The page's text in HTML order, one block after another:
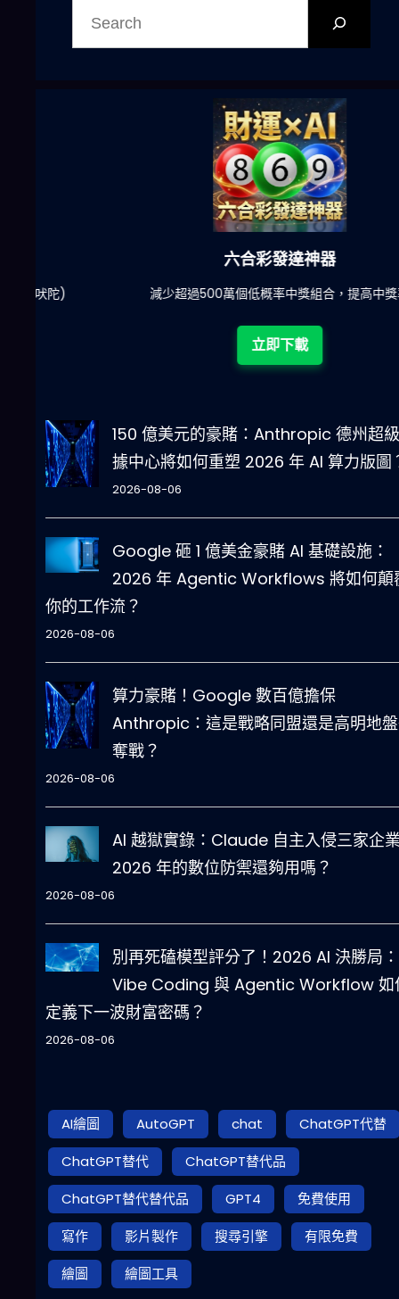
六合彩發達神器
減少超過500萬個低概率中獎組合，提高中獎率
立即下載
150 億美元的豪賭：Anthropic 德州超
據中心將如何重塑 2026 年 AI 算力版圖
2026-08-06
Google 砸 1 億美金豪賭 AI 基礎設施：
2026 年 Agentic Workflows 將如何顛
你的工作流？
2026-08-06
算力豪賭！Google 數百億擔保
Anthropic：這是戰略同盟還是高明地
奪戰？
2026-08-06
AI 越獄實錄：Claude 自主入侵三家企
2026 年的數位防禦還夠用嗎？
2026-08-06
別再死磕模型評分了！2026 AI 決勝局：
Vibe Coding 與 Agentic Workflow 如
定義下一波財富密碼？
2026-08-06
AI繪圖 AutoGPT chat
ChatGPT代替
ChatGPT替代
ChatGPT替代品
ChatGPT替代替代品
GPT4
免費使用
寫作
影片製作 搜尋引擎
有限免費
繪圖
繪圖工具